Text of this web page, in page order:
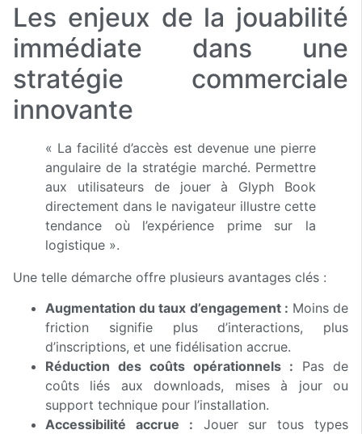
Les enjeux de la jouabilité
immédiate dans une
stratégie commerciale
innovante
« La facilité d’accès est devenue une pierre
angulaire de la stratégie marché. Permettre
aux utilisateurs de jouer à Glyph Book
directement dans le navigateur illustre cette
tendance où l’expérience prime sur la
logistique ».
Une telle démarche offre plusieurs avantages clés :
Augmentation du taux d’engagement : Moins de
friction signifie plus d’interactions, plus
d’inscriptions, et une fidélisation accrue.
Réduction des coûts opérationnels : Pas de
coûts liés aux downloads, mises à jour ou
support technique pour l’installation.
Accessibilité accrue : Jouer sur tous types